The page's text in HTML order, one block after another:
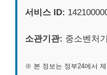
서비스 ID:
소관기관: 중소벤처
※ 본 정보는 정부24에서